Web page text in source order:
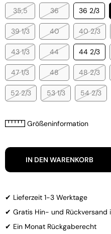
35,5 36 36 2/3
39 1/3 40 40 2/3
43 1/3 44 44 2/3
47 1/3 48 48 2/3
52 2/3 53 1/3 54 2/3
Größeninformation
IN DEN WARENKORB
✔ Lieferzeit 1-3 Werktage
✔ Gratis Hin- und Rückversand
✔ Ein Monat Rückgaberecht